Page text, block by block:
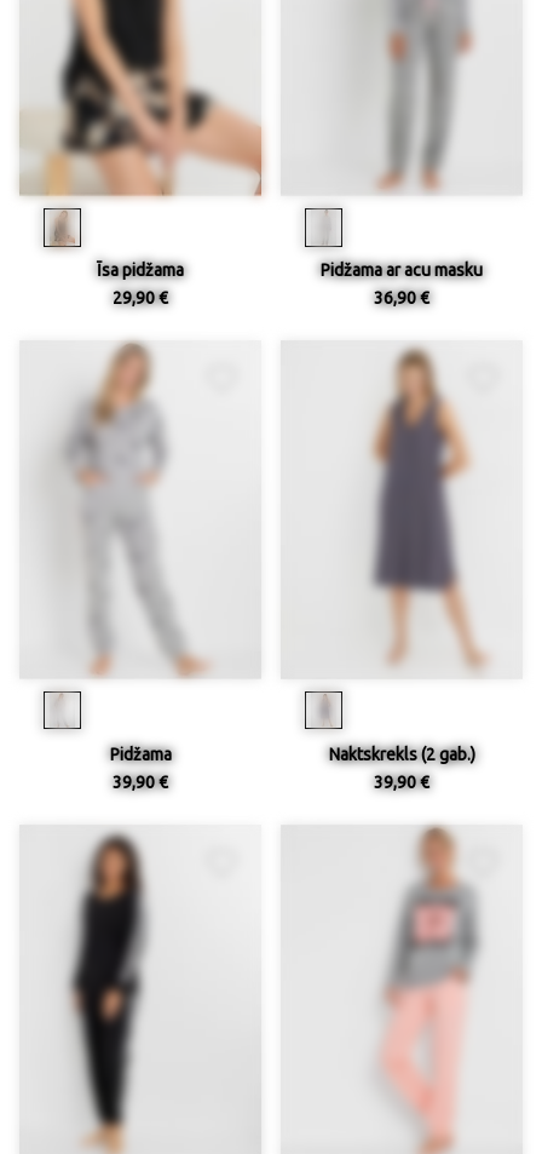
Īsa pidžama
29,90 €
Pidžama ar acu masku
36,90 €
Pidžama
39,90 €
Naktskrekls (2 gab.)
39,90 €